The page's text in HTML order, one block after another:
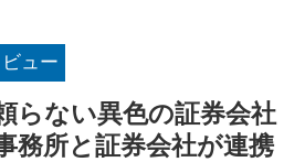
ュー
らない異色の証券会社
務所と証券会社が連携